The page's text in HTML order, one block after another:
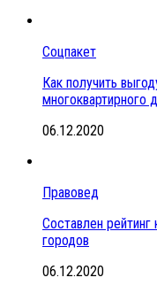
Соцпакет
Как получить
многоквартирного
06.12.2020
Правовед
Составлен
городов
06.12.2020